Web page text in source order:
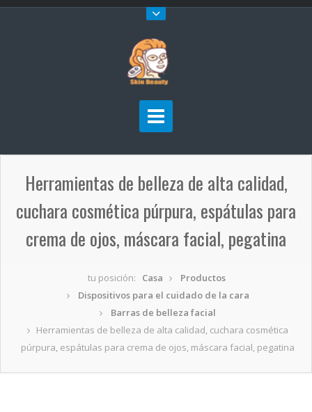
Herramientas de belleza de alta calidad,
cuchara cosmética púrpura, espátulas para
crema de ojos, máscara facial, pegatina
tu posición: Casa
Productos
Dispositivos para el cuidado de la cara
Barras de belleza facial
Herramientas de belleza de alta calidad, cuchara cosmética
púrpura, espátulas para crema de ojos, máscara facial, pegatina